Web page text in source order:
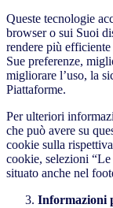
Queste tecnologie
browser o sui Suoi
rendere più
Sue preferenze,
migliorare l’uso, la
Piattaforme.
Per ulteriori
che può avere su
cookie sulla
cookie, selezioni
situato anche nel
Informazioni